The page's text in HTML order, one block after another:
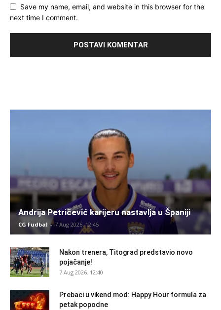
Save my name, email, and website in this browser for the
next time I comment.
Andrija Petričević karijeru nastavlja u Španiji
CG Fudbal - 7 Aug 2026. 12:45
Nakon trenera, Titograd predstavio novo
pojačanje!
7 Aug 2026. 12:40
Prebaci u vikend mod: Happy Hour formula za
petak popodne